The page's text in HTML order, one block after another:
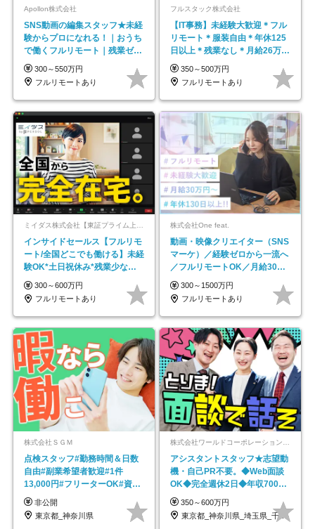
Apollon株式会社
SNS動画の編集スタッフ★未経
験からプロになれる！｜おうち
で働くフルリモート｜残業ゼロ
で18時退勤◎
300～550万円
フルリモートあり
フルスタック株式会社
【IT事務】未経験大歓迎＊フル
リモート＊服装自由＊年休125
日以上＊残業なし＊月給26万円
以上
350～500万円
フルリモートあり
ミイダス株式会社【東証プライム上場パーソルグループ】
インサイドセールス【フルリモ
ート/全国どこでも働ける】未経
験OK*土日祝休み*残業少なめ*
在宅勤務手当あり
300～600万円
フルリモートあり
株式会社One feat.
動画・映像クリエイター（SNS
マーケ）／経験ゼロから一流へ
／フルリモートOK／月給30万
円～／年休130日以上
300～1500万円
フルリモートあり
株式会社ＳＧＭ
点検スタッフ#勤務時間＆日数
自由#副業希望者歓迎#1件
13,000円#フリーターOK#資格
スキル不要
非公開
東京都_神奈川県
アシスタントスタッフ★志望動
機・自己PR不要。◆Web面談
OK◆完全週休2日◆年収700万
円可/p13
350～600万円
東京都_神奈川県_埼玉県_千葉県_大阪府…